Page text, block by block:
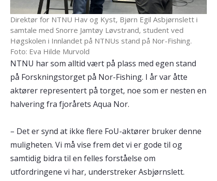
Direktør for NTNU Hav og Kyst, Bjørn Egil Asbjørnslett i
samtale med Snorre Jamtøy Løvstrand, student ved
Høgskolen i Innlandet på NTNUs stand på Nor-Fishing.
Foto: Eva Hilde Murvold
NTNU har som alltid vært på plass med egen stand
på Forskningstorget på Nor-Fishing. I år var åtte
aktører representert på torget, noe som er nesten en
halvering fra fjorårets Aqua Nor.
– Det er synd at ikke flere FoU-aktører bruker denne
muligheten. Vi må vise frem det vi er gode til og
samtidig bidra til en felles forståelse om
utfordringene vi har, understreker Asbjørnslett.